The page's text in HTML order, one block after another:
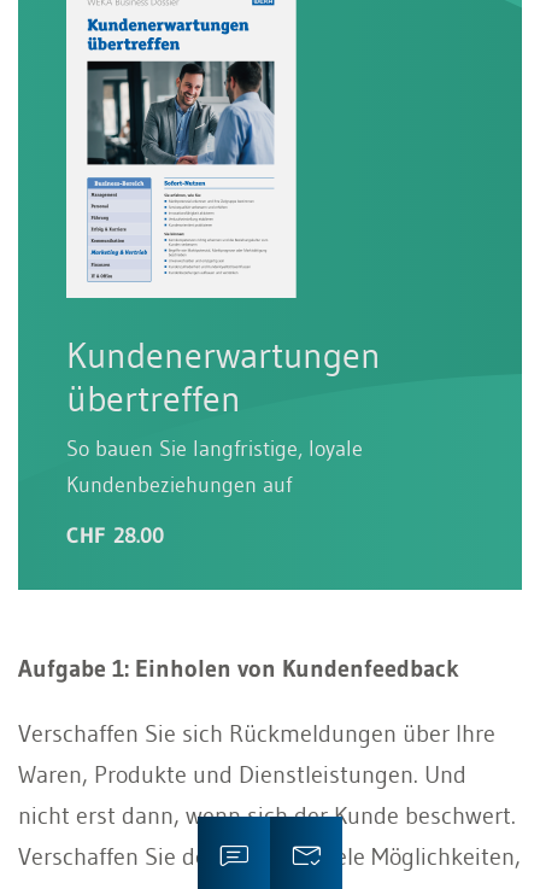
Kundenerwartungen
übertreffen
So bauen Sie langfristige, loyale
Kundenbeziehungen auf
CHF 28.00
Aufgabe 1: Einholen von Kundenfeedback
Verschaffen Sie sich Rückmeldungen über Ihre
Waren, Produkte und Dienstleistungen. Und
nicht erst dann, wenn sich der Kunde beschwert.
Verschaffen Sie dem Kunden viele Möglichkeiten,